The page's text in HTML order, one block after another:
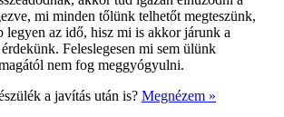
mi minden tőlünk telhetőt megteszünk,
legyen az idő, hisz mi is akkor járunk a
Feleslegesen mi sem ülünk
nem fog meggyógyulni.
a javítás után is? Megnézem »